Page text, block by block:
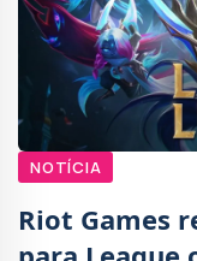
NOTÍCIA
Riot Games